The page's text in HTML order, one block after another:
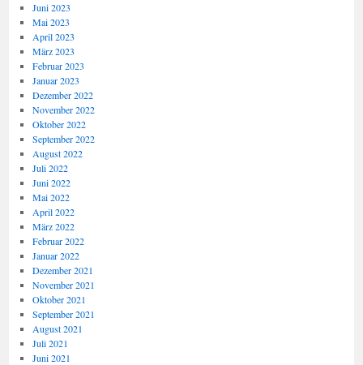
Juni 2023
Mai 2023
April 2023
März 2023
Februar 2023
Januar 2023
Dezember 2022
November 2022
Oktober 2022
September 2022
August 2022
Juli 2022
Juni 2022
Mai 2022
April 2022
März 2022
Februar 2022
Januar 2022
Dezember 2021
November 2021
Oktober 2021
September 2021
August 2021
Juli 2021
Juni 2021